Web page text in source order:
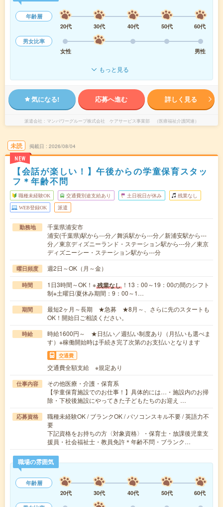
年齢層
20代
30代 40代 50代
60代
男女比率
女性
男性
もっと見る
気になる! 応募へ進む 詳しく見る
派遣会社 マンパワーグループ株式会社 ケアサービス事業部 （医療福祉介護関連）
未読
NEW
掲載日 2026/08/04
【会話が楽しい！】午後からの学童保育スタッ
フ＊年齢不問
職種未経験OK 交通費別途支給あり 土日祝日が休み 残業なし
WEB登録OK 派遣
勤務地
千葉県浦安市
浦安(千葉県)駅から---分／舞浜駅から---分／新浦安駅から---
分／東京ディズニーランド・ステーション駅から---分／東京
ディズニーシー・ステーション駅から---分
曜日頻度 週2日～OK（月～金）
時間 1日3時間～OK！※残業なし ！13：00～19：00の間のシフト
制※土曜日/夏休み期間：9：00～1…
期間
最短2ヶ月～長期 ★急募 ★8月～、さらに先のスタートも
OK！開始日ご相談ください。
時給
時給1600円～ ★日払い／週払い制度あり（月払いも選べま
す）※稼働開始時は手続き完了次第のお支払いとなります
交通費
交通費全額支給 ※規定あり
仕事内容
その他医療・介護・保育系
【学童保育施設でのお仕事！】具体的には…・施設内のお掃
除・下校後施設にやってきた子どもたちのお迎え …
応募資格
職種未経験OK / ブランクOK / パソコンスキル不要 / 英語力不
要
下記資格をお持ちの方〈対象資格〉・保育士・放課後児童支
援員・社会福祉士・教員免許＊年齢不問・ブランク…
職場の雰囲気
年齢層
20代
30代 40代 50代
60代